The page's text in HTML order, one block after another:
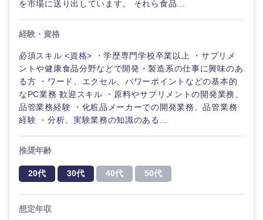
ご希望の職種を選択してください
経営企
画・事業
ご希望の職種を選択してください
経営企画・事業企画
経営ボード
管理
ご希望の業界を選択してください
商社・卸
エネルギー・資源・環境
自動車・機械・船舶
ご希望の勤務地を選択してください
北海道・東北地方
北海道 青森県
ご希望条件を入力ください
希望年収
推奨年齢
を市場に送り出しています。 それら食品...
経験・資格
必須スキル <資格> ・学歴専門学校卒業以上 ・サプリメ
ントや健康食品分野などで開発・製造系の仕事に興味のあ
る方 ・ワード、エクセル、パワーポイントなどの基本的
なPC業務 歓迎スキル ・原料やサプリメントの開発業務、
品管業務経験 ・化粧品メーカーでの開発業務、品管業務
経験 ・分析、実験業務の知識のある...
推奨年齢
20代 30代 40代 50代
想定年収